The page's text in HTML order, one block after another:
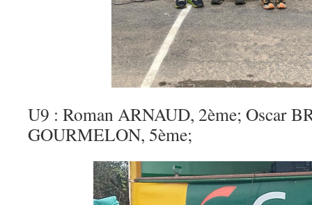
U9 : Roman ARNAUD, 2ème; Oscar
GOURMELON, 5ème;